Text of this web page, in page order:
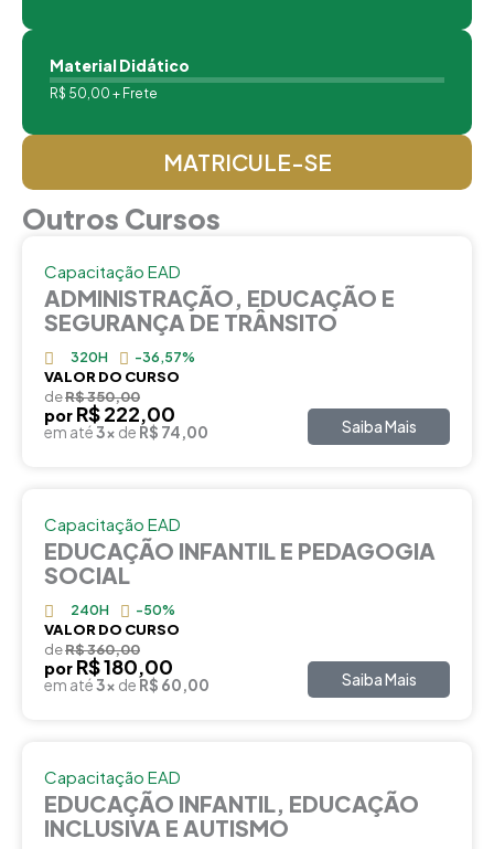
Material Didático
R$ 50,00 + Frete
MATRICULE-SE
Outros Cursos
Capacitação EAD
ADMINISTRAÇÃO, EDUCAÇÃO E
SEGURANÇA DE TRÂNSITO
320H -36,57%
VALOR DO CURSO
deR$ 350,00
por R$ 222,00
em até3x de R$ 74,00 Saiba Mais
Capacitação EAD
EDUCAÇÃO INFANTIL E PEDAGOGIA
SOCIAL
240H -50%
VALOR DO CURSO
deR$ 360,00
por R$ 180,00
em até3x de R$ 60,00 Saiba Mais
Capacitação EAD
EDUCAÇÃO INFANTIL, EDUCAÇÃO
INCLUSIVA E AUTISMO